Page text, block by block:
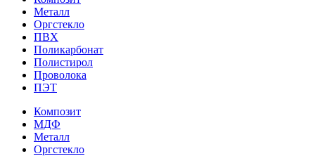
Металл
Оргстекло
ПВХ
Поликарбонат
Полистирол
Проволока
ПЭТ
Композит
МДФ
Металл
Оргстекло